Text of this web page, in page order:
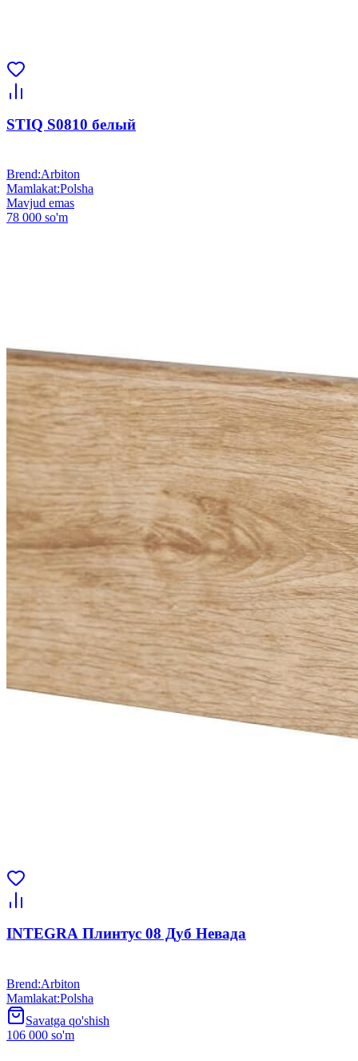
STIQ S0810 белый
Brend:Arbiton
Mamlakat:Polsha
Mavjud emas
78 000 so'm
INTEGRA Плинтус 08 Дуб Невада
Brend:Arbiton
Mamlakat:Polsha
Savatga qo'shish
106 000 so'm